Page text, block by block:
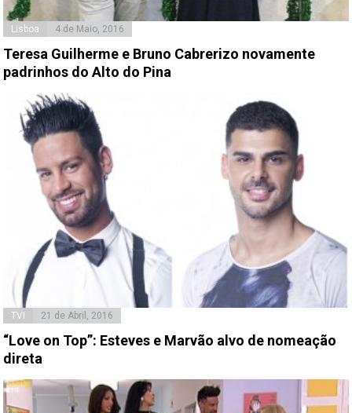
Lisboa 4 de Maio, 2016
Teresa Guilherme e Bruno Cabrerizo novamente
padrinhos do Alto do Pina
TVI 21 de Abril, 2016
“Love on Top”: Esteves e Marvão alvo de nomeação
direta